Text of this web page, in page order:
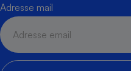
Adresse mail